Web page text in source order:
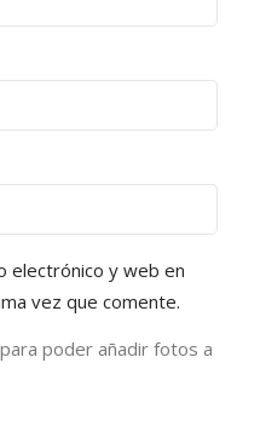
electrónico y web en
vez que comente.
poder añadir fotos a